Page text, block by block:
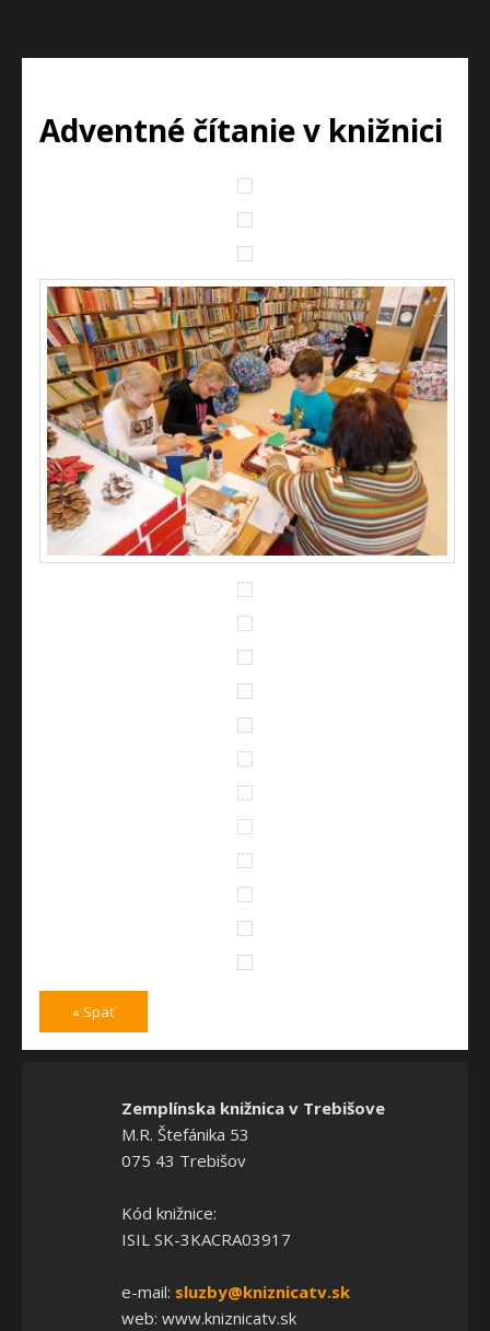
Adventné čítanie v knižnici
« Späť
Zemplínska knižnica v Trebišove
M.R. Štefánika 53
075 43 Trebišov
Kód knižnice:
ISIL SK-3KACRA03917
e-mail: sluzby@kniznicatv.sk
web: www.kniznicatv.sk